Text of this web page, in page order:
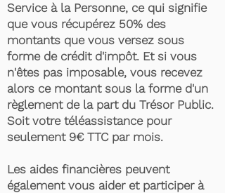
Service à la Personne, ce qui signifie
que vous récupérez 50% des
montants que vous versez sous
forme de crédit d'impôt. Et si vous
n'êtes pas imposable, vous recevez
alors ce montant sous la forme d'un
règlement de la part du Trésor Public.
Soit votre téléassistance pour
seulement 9€ TTC par mois.
Les aides financières peuvent
également vous aider et participer à